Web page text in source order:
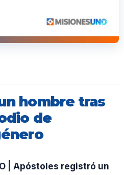
hombre tras
de
| Apóstoles registró un